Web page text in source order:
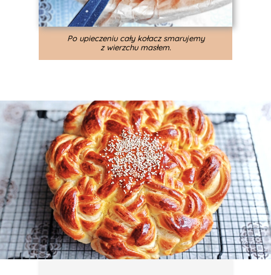
Po upieczeniu cały kołacz smarujemy
z wierzchu masłem.